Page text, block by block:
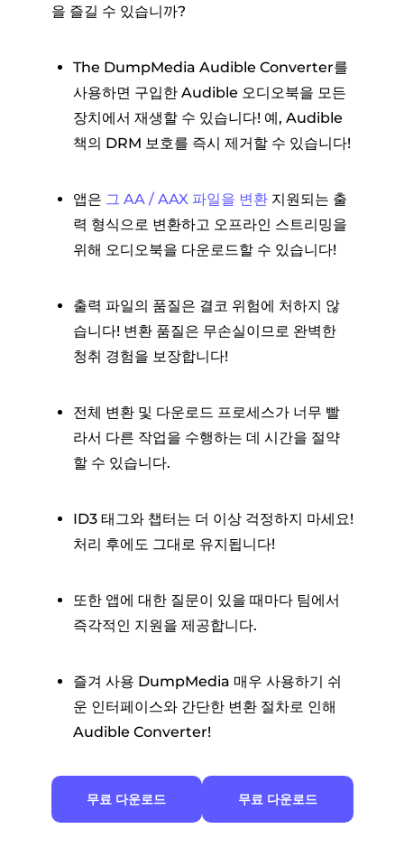
을 즐길 수 있습니까?
The DumpMedia Audible Converter를
사용하면 구입한 Audible 오디오북을 모든
장치에서 재생할 수 있습니다! 예, Audible
책의 DRM 보호를 즉시 제거할 수 있습니다!
앱은 그 AA / AAX 파일을 변환지원되는 출
력 형식으로 변환하고 오프라인 스트리밍을
위해 오디오북을 다운로드할 수 있습니다!
출력 파일의 품질은 결코 위험에 처하지 않
습니다! 변환 품질은 무손실이므로 완벽한
청취 경험을 보장합니다!
전체 변환 및 다운로드 프로세스가 너무 빨
라서 다른 작업을 수행하는 데 시간을 절약
할 수 있습니다.
ID3 태그와 챕터는 더 이상 걱정하지 마세요!
처리 후에도 그대로 유지됩니다!
또한 앱에 대한 질문이 있을 때마다 팀에서
즉각적인 지원을 제공합니다.
즐겨 사용 DumpMedia 매우 사용하기 쉬
운 인터페이스와 간단한 변환 절차로 인해
Audible Converter!
무료 다운로드 무료 다운로드